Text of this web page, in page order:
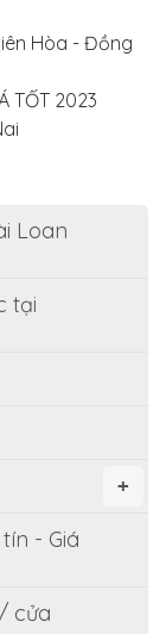
Hòa - Đồng
TỐT 2023
Loan
tại
+
- Giá
cửa